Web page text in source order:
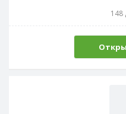
148